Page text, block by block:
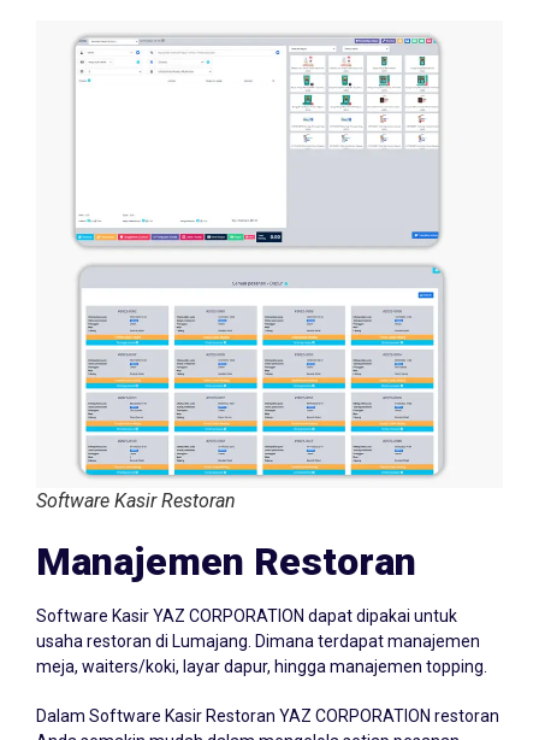
Software Kasir Restoran
Manajemen Restoran
usaha restoran di Lumajang. Dimana terdapat manajemen
meja, waiters/koki, layar dapur, hingga manajemen topping.
Anda semakin mudah dalam mengelola setiap pesanan.